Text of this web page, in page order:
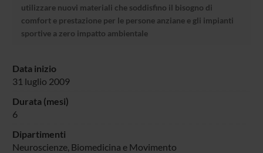
utilizzare nuovi materiali che soddisfino il bisogno di
comfort e prestazione per le persone anziane e gli impianti
sportive a zero impatto ambientale
Data inizio
31 luglio 2009
Durata (mesi)
6
Dipartimenti
Neuroscienze, Biomedicina e Movimento